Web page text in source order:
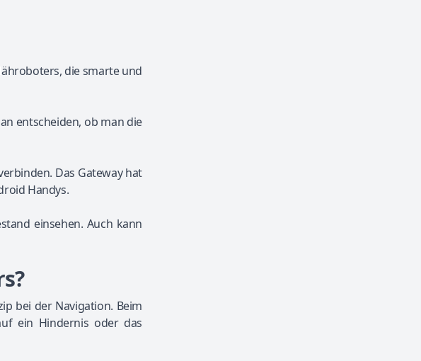
die smarte und
entscheiden, ob man die
Das Gateway hat
Handys.
einsehen. Auch kann
bei der Navigation. Beim
ein Hindernis oder das